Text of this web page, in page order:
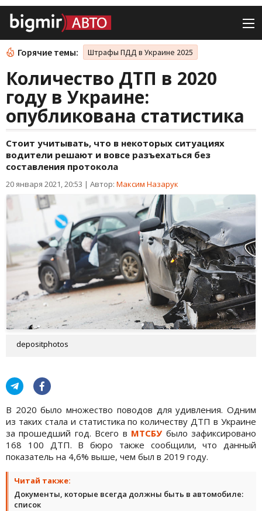
Горячие темы: Штрафы ПДД в Украине 2025
Количество ДТП в 2020
году в Украине:
опубликована статистика
Стоит учитывать, что в некоторых ситуациях
водители решают и вовсе разъехаться без
составления протокола
20 января 2021, 20:53 | Автор: Максим Назарук
depositphotos
В 2020 было множество поводов для удивления. Одним
из таких стала и статистика по количеству ДТП в Украине
за прошедший год. Всего в МТСБУбыло зафиксировано
168 100 ДТП. В бюро также сообщили, что данный
показатель на 4,6% выше, чем был в 2019 году.
Читай также:
Документы, которые всегда должны быть в автомобиле:
список